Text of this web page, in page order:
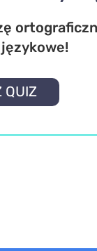
QUIZ